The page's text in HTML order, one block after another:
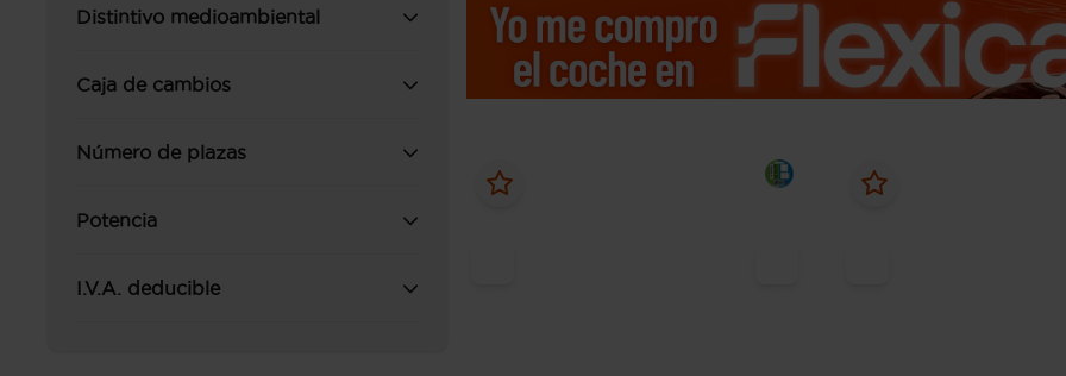
Distintivo medioambiental
Caja de cambios
Número de plazas
Potencia
I.V.A. deducible